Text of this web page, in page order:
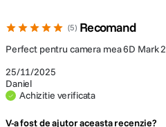
5 Recomand
25/11/2025
Daniel
Achizitie verificata
Perfect pentru camera mea 6D Mark 2
V-a fost de ajutor aceasta recenzie?